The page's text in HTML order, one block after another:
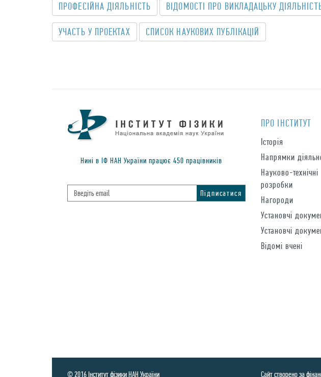
ПРОФЕСІЙНА ДІЯЛЬНІСТЬ ВІДОМОСТІ ПРО ВИКЛАДАЦЬКУ
УЧАСТЬ У ПРОЕКТАХ CПИСОК НАУКОВИХ ПУБЛIКАЦIЙ
Нинi в IФ НАН України працює 450 працiвникiв
ПРО IНСТИТУТ
Історія
Напрямки
Науково-технічні
розробки
Нагороди
Установчі
Установчі
Відомі вчені
© 2016 Інститут фізики НАН України Сайт створено за